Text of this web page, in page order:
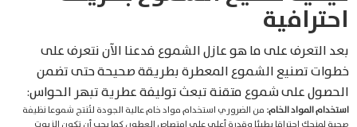
احترافية
بعد التعرف على ما هو عازل الشموع فدعنا الآن نتعرف على
خطوات تصنيع الشموع المعطرة بطريقة صحيحة حتى تضمن
الحصول على شموع متقنة تبعث توليفة عطرية تبهر الحواس:
استخدام المواد الخام: من الضروري استخدام مواد خام عالية الجودة لتُنتج شموعا نظيفة